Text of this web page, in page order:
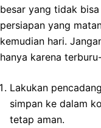
besar yang tidak
persiapan yang
kemudian hari.
hanya karena
Lakukan
simpan ke dalam
tetap aman.